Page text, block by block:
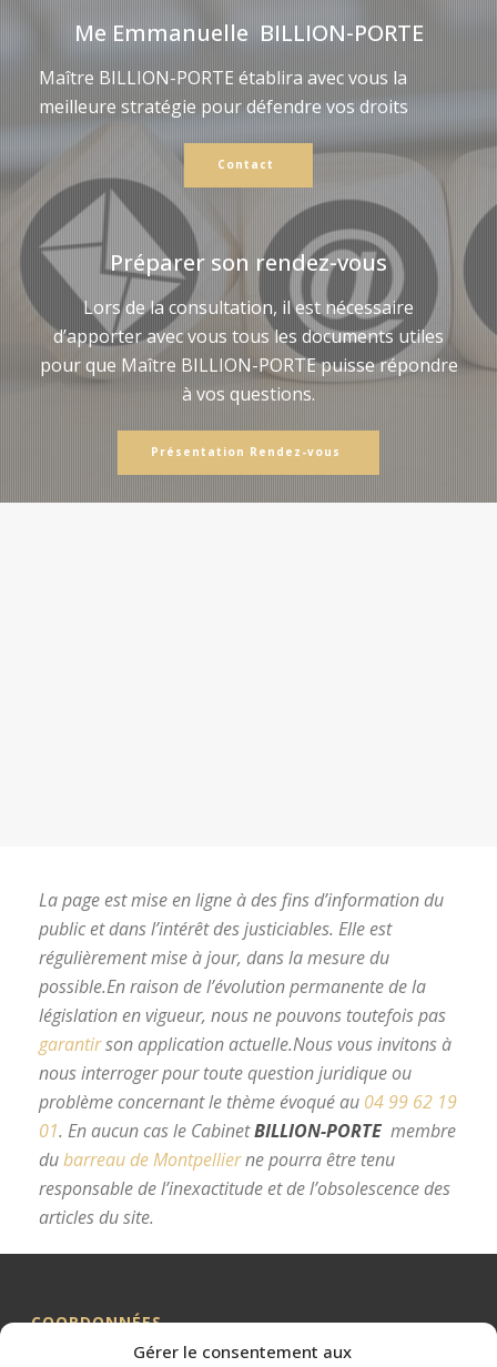
Gérer le consentement aux
Me Emmanuelle BILLION-PORTE
Maître BILLION-PORTE établira avec vous la
meilleure stratégie pour défendre vos droits
Contact
Préparer son rendez-vous
Lors de la consultation, il est nécessaire
d’apporter avec vous tous les documents utiles
pour que Maître BILLION-PORTE puisse répondre
à vos questions.
Présentation Rendez-vous
La page est mise en ligne à des fins d’information du
public et dans l’intérêt des justiciables. Elle est
régulièrement mise à jour, dans la mesure du
possible.En raison de l’évolution permanente de la
législation en vigueur, nous ne pouvons toutefois pas
garantirson application actuelle.Nous vous invitons à
nous interroger pour toute question juridique ou
problème concernant le thème évoqué au 04 99 62 19
01. En aucun cas le CabinetBILLION-PORTE membre
dubarreau de Montpellierne pourra être tenu
responsable de l’inexactitude et de l’obsolescence des
articles du site.
COORDONNÉES
Me BILLION-PORTE